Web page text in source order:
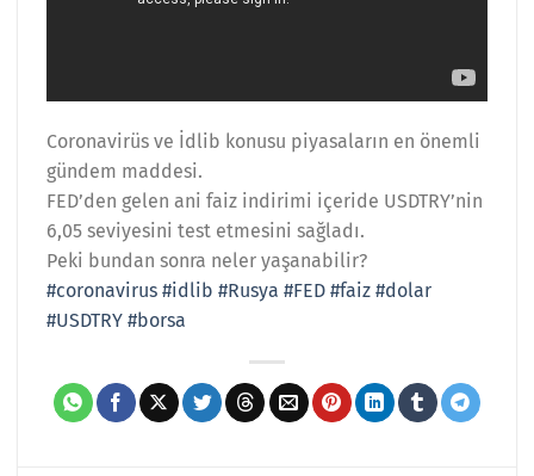
Coronavirüs ve İdlib konusu piyasaların en önemli
gündem maddesi.
FED’den gelen ani faiz indirimi içeride USDTRY’nin
6,05 seviyesini test etmesini sağladı.
Peki bundan sonra neler yaşanabilir?
#coronavirus #idlib #Rusya #FED #faiz #dolar
#USDTRY #borsa